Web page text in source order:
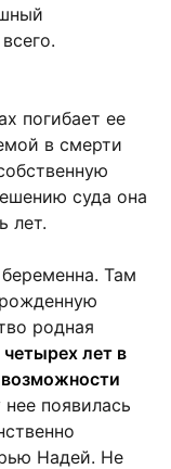
погибает ее
в смерти
суда она
лет.
Там
родная
лет в
возможности
появилась
Надей. Не